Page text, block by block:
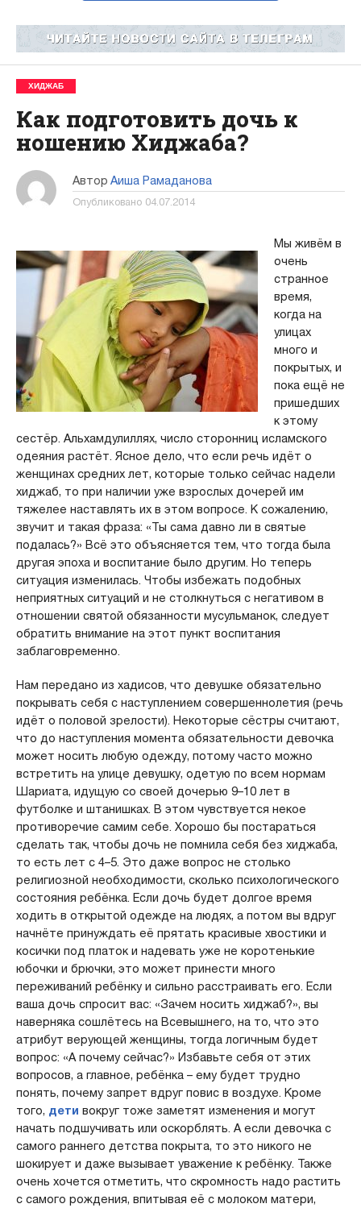
ХИДЖАБ
Как подготовить дочь к
ношению Хиджаба?
Автор Аиша Рамаданова
Опубликовано 04.07.2014
Мы живём в
очень
странное
время,
когда на
улицах
много и
покрытых, и
пока ещё не
пришедших
к этому
сестёр. Альхамдулиллях, число сторонниц исламского
одеяния растёт. Ясное дело, что если речь идёт о
женщинах средних лет, которые только сейчас надели
хиджаб, то при наличии уже взрослых дочерей им
тяжелее наставлять их в этом вопросе. К сожалению,
звучит и такая фраза: «Ты сама давно ли в святые
подалась?» Всё это объясняется тем, что тогда была
другая эпоха и воспитание было другим. Но теперь
ситуация изменилась. Чтобы избежать подобных
неприятных ситуаций и не столкнуться с негативом в
отношении святой обязанности мусульманок, следует
обратить внимание на этот пункт воспитания
заблаговременно.
Нам передано из хадисов, что девушке обязательно
покрывать себя с наступлением совершеннолетия (речь
идёт о половой зрелости). Некоторые сёстры считают,
что до наступления момента обязательности девочка
может носить любую одежду, потому часто можно
встретить на улице девушку, одетую по всем нормам
Шариата, идущую со своей дочерью 9–10 лет в
футболке и штанишках. В этом чувствуется некое
противоречие самим себе. Хорошо бы постараться
сделать так, чтобы дочь не помнила себя без хиджаба,
то есть лет с 4–5. Это даже вопрос не столько
религиозной необходимости, сколько психологического
состояния ребёнка. Если дочь будет долгое время
ходить в открытой одежде на людях, а потом вы вдруг
начнёте принуждать её прятать красивые хвостики и
косички под платок и надевать уже не коротенькие
юбочки и брючки, это может принести много
переживаний ребёнку и сильно расстраивать его. Если
ваша дочь спросит вас: «Зачем носить хиджаб?», вы
наверняка сошлётесь на Всевышнего, на то, что это
атрибут верующей женщины, тогда логичным будет
вопрос: «А почему сейчас?» Избавьте себя от этих
вопросов, а главное, ребёнка – ему будет трудно
понять, почему запрет вдруг повис в воздухе. Кроме
того, дети вокруг тоже заметят изменения и могут
начать подшучивать или оскорблять. А если девочка с
самого раннего детства покрыта, то это никого не
шокирует и даже вызывает уважение к ребёнку. Также
очень хочется отметить, что скромность надо растить
с самого рождения, впитывая её с молоком матери,